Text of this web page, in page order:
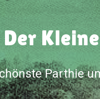
Der
Parthie